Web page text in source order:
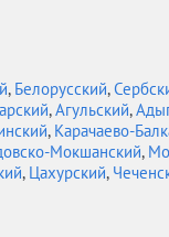
, Белорусский,
,Агульский,
, Карачаево-
Мокшанский,
, Цахурский,